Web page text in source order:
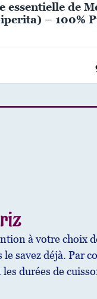
essentielle de
– 100%
– Embouteillée
à votre choix
le savez déjà. Par
les durées de